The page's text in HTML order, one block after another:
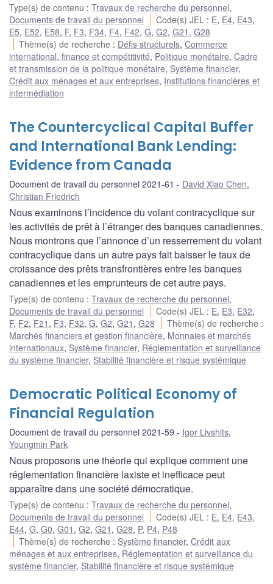
Type(s) de contenu : Travaux de recherche du personnel,
Documents de travail du personnel
Code(s) JEL : E, E4, E43,
E5, E52, E58, F, F3, F34, F4, F42, G, G2, G21 , G28
Thème(s) de recherche : Défis structurels,Commerce
international, finance et compétitivité, Politique monétaire, Cadre
et transmission de la politique monétaire, Système financier,
Crédit aux ménages et aux entreprises, Institutions financières et
intermédiation
The Countercyclical Capital Buffer
and International Bank Lending:
Evidence from Canada
Document de travail du personnel 2021-61 David Xiao Chen,
Christian Friedrich
Nous examinons l’incidence du volant contracyclique sur
les activités de prêt à l’étranger des banques canadiennes.
Nous montrons que l’annonce d’un resserrement du volant
contracyclique dans un autre pays fait baisser le taux de
croissance des prêts transfrontières entre les banques
canadiennes et les emprunteurs de cet autre pays.
Type(s) de contenu : Travaux de recherche du personnel,
Documents de travail du personnel
Code(s) JEL : E, E3, E32,
F, F2, F21 , F3, F32, G, G2, G21 , G28 Thème(s) de recherche :
Marchés financiers et gestion financière, Monnaies et marchés
internationaux, Système financier, Réglementation et surveillance
du système financier, Stabilité financière et risque systémique
Democratic Political Economy of
Financial Regulation
Document de travail du personnel 2021-59 Igor Livshits,
Youngmin Park
Nous proposons une théorie qui explique comment une
réglementation financière laxiste et inefficace peut
apparaître dans une société démocratique.
Type(s) de contenu : Travaux de recherche du personnel,
Documents de travail du personnel
Code(s) JEL : E, E4, E43,
E44, G, G0, G01 , G2, G21 , G28, P, P4, P48
Thème(s) de recherche : Système financier,Crédit aux
ménages et aux entreprises, Réglementation et surveillance du
système financier, Stabilité financière et risque systémique